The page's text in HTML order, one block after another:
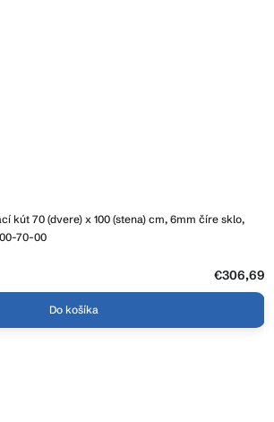
kút 70 (dvere) x 100 (stena) cm, 6mm číre sklo,
70-00
€306,69
Do košíka